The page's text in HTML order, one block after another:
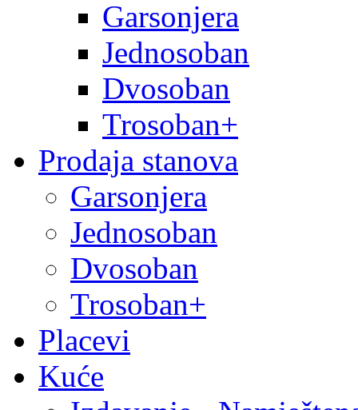
Garsonjera
Jednosoban
Dvosoban
Trosoban+
Prodaja stanova
Garsonjera
Jednosoban
Dvosoban
Trosoban+
Placevi
Kuće